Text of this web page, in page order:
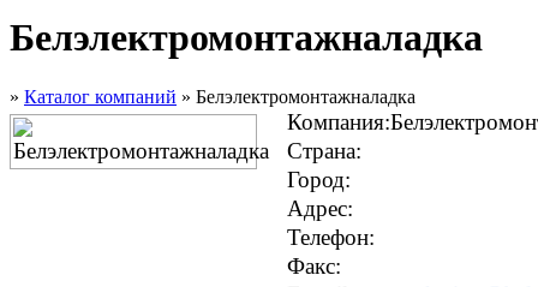
Белэлектромонтажналадка
» Каталог компаний » Белэлектромонтажналадка
Компания:
Страна:
Город:
Адрес:
Телефон:
Факс: